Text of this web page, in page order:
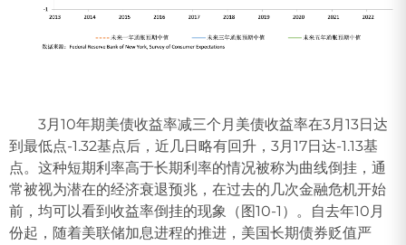
3月10年期美债收益率减三个月美债收益率在3月13日达
到最低点-1.32基点后，近几日略有回升，3月17日达-1.13基
点。这种短期利率高于长期利率的情况被称为曲线倒挂，通
常被视为潜在的经济衰退预兆，在过去的几次金融危机开始
前，均可以看到收益率倒挂的现象（图10-1）。自去年10月
份起，随着美联储加息进程的推进，美国长期债券贬值严